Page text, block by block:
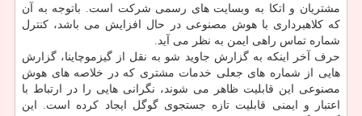
مشتریان و اتکا به وبسایت های رسمی شرکت است. باتوجه به آن
که کلاهبرداری با هوش مصنوعی در حال افزایش می باشد، کنترل
شماره تماس راهی ایمن به نظر می آید.
حرف آخر اینکه به گزارش جاوید شو به نقل از گیزموچاینا، گزارش
هایی از شماره های جعلی خدمات مشتری که در خلاصه های هوش
مصنوعی این قابلیت ظاهر می شوند، نگرانی هایی را در ارتباط با
اعتبار و ایمنی قابلیت تازه جستجوی گوگل ایجاد کرده است. این